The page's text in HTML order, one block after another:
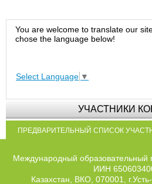
You are welcome to translate our
chose the language below!
Select Language ▼
УЧАСТНИКИ
ПРЕДВАРИТЕЛЬНЫЙ СПИСОК
Международный образовательный
ИИН
Казахстан, ВКО, 070001,